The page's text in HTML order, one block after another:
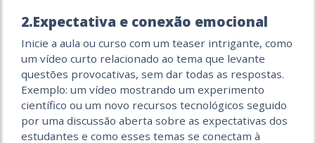
2.Expectativa e conexão emocional
Inicie a aula ou curso com um teaser intrigante, como
um vídeo curto relacionado ao tema que levante
questões provocativas, sem dar todas as respostas.
Exemplo: um vídeo mostrando um experimento
científico ou um novo recursos tecnológicos seguido
por uma discussão aberta sobre as expectativas dos
estudantes e como esses temas se conectam à